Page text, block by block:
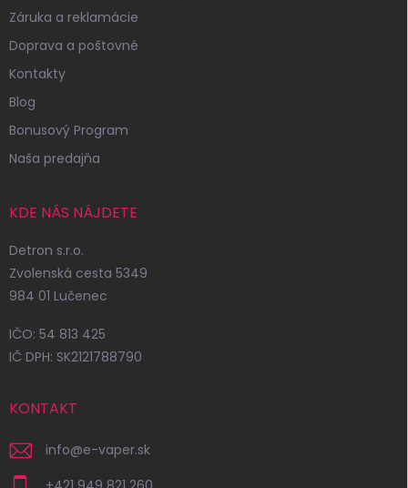
Záruka a reklamácie
Doprava a poštovné
Kontakty
Blog
Bonusový Program
Naša predajňa
KDE NÁS NÁJDETE
Detron s.r.o.
Zvolenská cesta 5349
984 01 Lučenec
IČO: 54 813 425
IČ DPH: SK2121788790
KONTAKT
info@e-vaper.sk